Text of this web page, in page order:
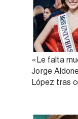
«Le falta
Jorge
López tras